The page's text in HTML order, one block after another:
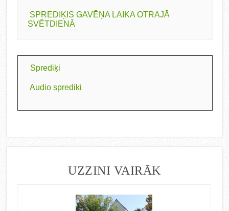
SPREDIĶIS GAVĒŅA LAIKA OTRAJĀ
SVĒTDIENĀ
Sprediķi
Audio sprediķi
UZZINI VAIRĀK